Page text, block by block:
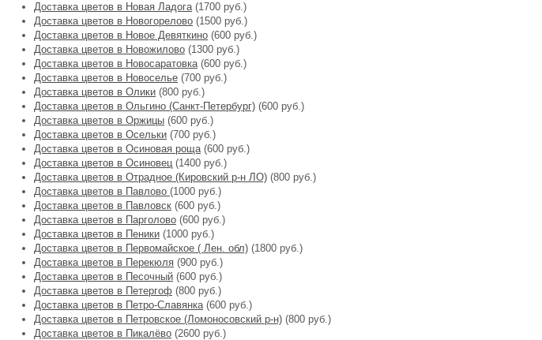
Доставка цветов в Новая Ладога(1700 руб.)
Доставка цветов в Новогорелово (1500 руб.)
Доставка цветов в Новое Девяткино (600 руб.)
Доставка цветов в Новожилово (1300 руб.)
Доставка цветов в Новосаратовка(600 руб.)
Доставка цветов в Новоселье (700 руб.)
Доставка цветов в Олики (800 руб.)
Доставка цветов в Ольгино (Санкт-Петербург) (600 руб.)
Доставка цветов в Оржицы (600 руб.)
Доставка цветов в Осельки (700 руб.)
Доставка цветов в Осиновая роща(600 руб.)
Доставка цветов в Осиновец (1400 руб.)
Доставка цветов в Отрадное (Кировский р-н ЛО) (800 руб.)
Доставка цветов в Павлово (1000 руб.)
Доставка цветов в Павловск (600 руб.)
Доставка цветов в Парголово (600 руб.)
Доставка цветов в Пеники (1000 руб.)
Доставка цветов в Первомайское ( Лен. обл) (1800 руб.)
Доставка цветов в Перекюля (900 руб.)
Доставка цветов в Песочный (600 руб.)
Доставка цветов в Петергоф (800 руб.)
Доставка цветов в Петро-Славянка(600 руб.)
Доставка цветов в Петровское (Ломоносовский р-н) (800 руб.)
Доставка цветов в Пикалёво (2600 руб.)